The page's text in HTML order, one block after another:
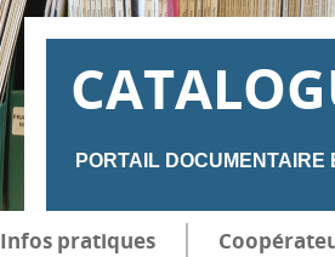
PORTAIL
Infos pratiques